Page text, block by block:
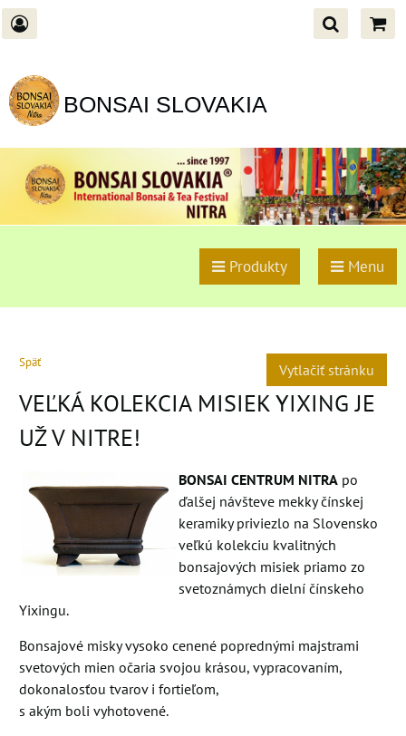
BONSAI SLOVAKIA
Produkty Menu
Späť Vytlačiť stránku
VEĽKÁ KOLEKCIA MISIEK YIXING JE
UŽ V NITRE!
BONSAI CENTRUM NITRA po
ďalšej návšteve mekky čínskej
keramiky priviezlo na Slovensko
veľkú kolekciu kvalitných
bonsajových misiek priamo zo
svetoznámych dielní čínskeho
Yixingu.
Bonsajové misky vysoko cenené poprednými majstrami
svetových mien očaria svojou krásou, vypracovaním,
dokonalosťou tvarov i fortieľom,
s akým boli vyhotovené.